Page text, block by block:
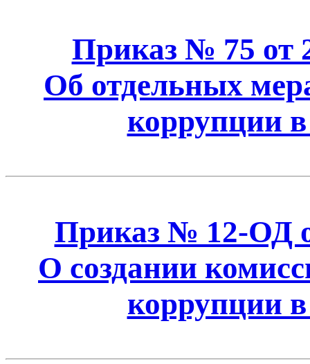
Приказ № 75 от
Об отдельных
коррупции
Приказ № 12-ОД
О создании
коррупции